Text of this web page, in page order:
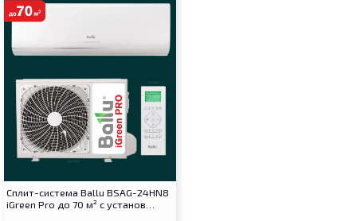
Сплит-система Ballu BSAG-24HN8
iGreen Pro до 70 м² с установ…